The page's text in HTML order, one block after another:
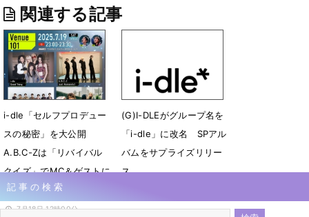
関連する記事
i-dle「セルフプロデュー
スの秘密」を大公開
A.B.C-Zは「リバイバル
クイズ」でMC＆ゲストに
挑戦状
7月18日 12時00分
(G)I-DLEがグループ名を
「i-dle」に改名 SPアル
バムをサプライズリリー
ス
記事の検索